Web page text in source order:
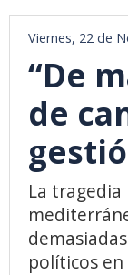
Viernes, 22 de
“De
de
La
políticos en